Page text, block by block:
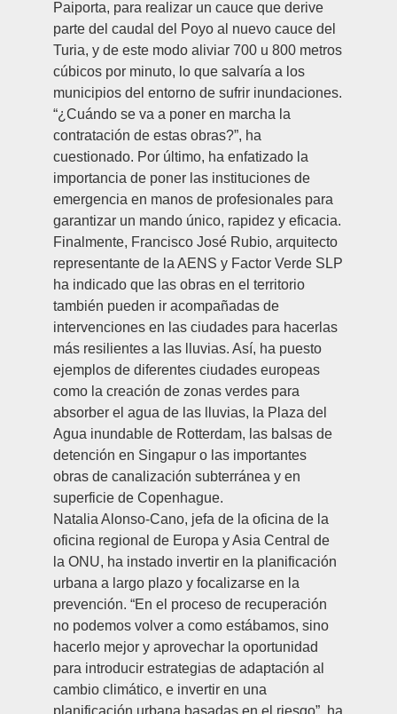
Paiporta, para realizar un cauce que derive
parte del caudal del Poyo al nuevo cauce del
Turia, y de este modo aliviar 700 u 800 metros
cúbicos por minuto, lo que salvaría a los
municipios del entorno de sufrir inundaciones.
“¿Cuándo se va a poner en marcha la
contratación de estas obras?”, ha
cuestionado. Por último, ha enfatizado la
importancia de poner las instituciones de
emergencia en manos de profesionales para
garantizar un mando único, rapidez y eficacia.
Finalmente, Francisco José Rubio, arquitecto
representante de la AENS y Factor Verde SLP
ha indicado que las obras en el territorio
también pueden ir acompañadas de
intervenciones en las ciudades para hacerlas
más resilientes a las lluvias. Así, ha puesto
ejemplos de diferentes ciudades europeas
como la creación de zonas verdes para
absorber el agua de las lluvias, la Plaza del
Agua inundable de Rotterdam, las balsas de
detención en Singapur o las importantes
obras de canalización subterránea y en
superficie de Copenhague.
Natalia Alonso-Cano, jefa de la oficina de la
oficina regional de Europa y Asia Central de
la ONU, ha instado invertir en la planificación
urbana a largo plazo y focalizarse en la
prevención. “En el proceso de recuperación
no podemos volver a como estábamos, sino
hacerlo mejor y aprovechar la oportunidad
para introducir estrategias de adaptación al
cambio climático, e invertir en una
planificación urbana basadas en el riesgo”, ha